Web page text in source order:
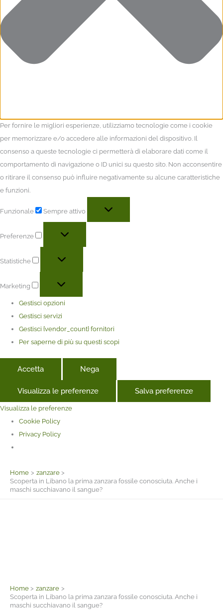
Per fornire le migliori esperienze, utilizziamo tecnologie come i cookie
per memorizzare e/o accedere alle informazioni del dispositivo. Il
consenso a queste tecnologie ci permetterà di elaborare dati come il
comportamento di navigazione o ID unici su questo sito. Non acconsentire
o ritirare il consenso può influire negativamente su alcune caratteristiche
e funzioni.
Funzionale Sempre attivo
Preferenze
Statistiche
Marketing
Gestisci opzioni
Gestisci servizi
Gestisci {vendor_count} fornitori
Per saperne di più su questi scopi
Accetta Nega
Visualizza le preferenze Salva preferenze
Visualizza le preferenze
Cookie Policy
Privacy Policy
Home
zanzare
Scoperta in Libano la prima zanzara fossile conosciuta. Anche i
maschi succhiavano il sangue?
Home
zanzare
Scoperta in Libano la prima zanzara fossile conosciuta. Anche i
maschi succhiavano il sangue?